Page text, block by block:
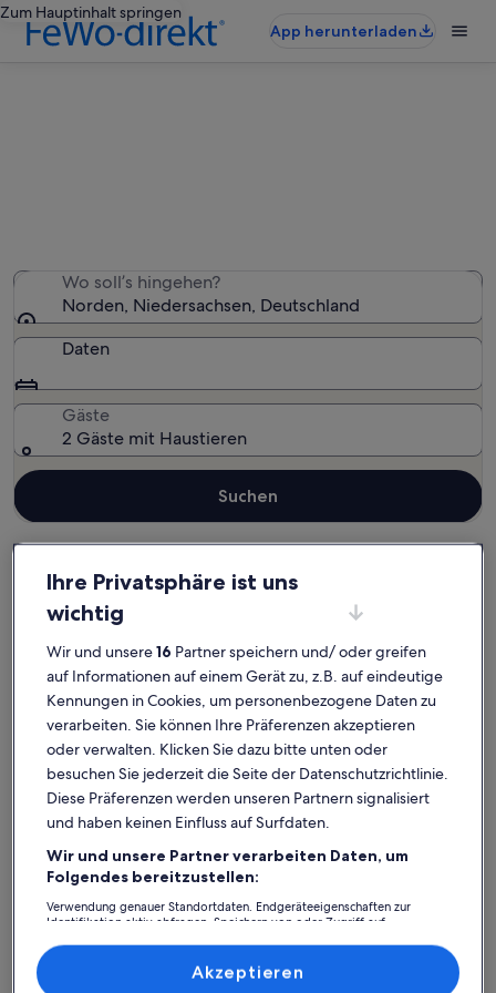
Zum Hauptinhalt springen
App herunterladen
Wo soll’s hingehen?
Norden, Niedersachsen, Deutschland
Daten
Gäste
2 Gäste mit Haustieren
Suchen
Haustierfreundliche Ferienunterkünfte in Norden
Norden: Entdecke
haustierfreundliche
Ferienunterkünfte
Weitere Infos zu Gemütliche, familienfreundliche undWeitere
Ihre Privatsphäre ist uns
wichtig
Wir und unsere16 Partner speichern und/ oder greifen
auf Informationen auf einem Gerät zu, z.B. auf eindeutige
Kennungen in Cookies, um personenbezogene Daten zu
verarbeiten. Sie können Ihre Präferenzen akzeptieren
oder verwalten. Klicken Sie dazu bitte unten oder
besuchen Sie jederzeit die Seite der Datenschutzrichtlinie.
Diese Präferenzen werden unseren Partnern signalisiert
und haben keinen Einfluss auf Surfdaten.
Wir und unsere Partner verarbeiten Daten, um
Folgendes bereitzustellen:
Verwendung genauer Standortdaten. Endgeräteeigenschaften zur
Identifikation aktiv abfragen. Speichern von oder Zugriff auf
Inhalte, Messung von Werbeleistung und der Performance von Inhalten,
Zielgruppenforschung sowie Entwicklung und Verbesserung von
Akzeptieren